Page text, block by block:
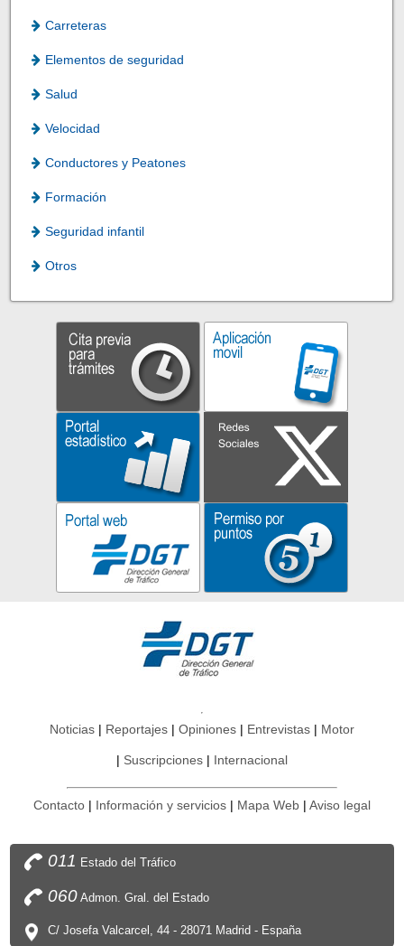
Carreteras
Elementos de seguridad
Salud
Velocidad
Conductores y Peatones
Formación
Seguridad infantil
Otros
Noticias Reportajes Opiniones Entrevistas Motor
Suscripciones Internacional
Contacto Información y servicios Mapa Web Aviso legal
011 Estado del Tráfico
060Admon. Gral. del Estado
C/ Josefa Valcarcel, 44 - 28071 Madrid - España